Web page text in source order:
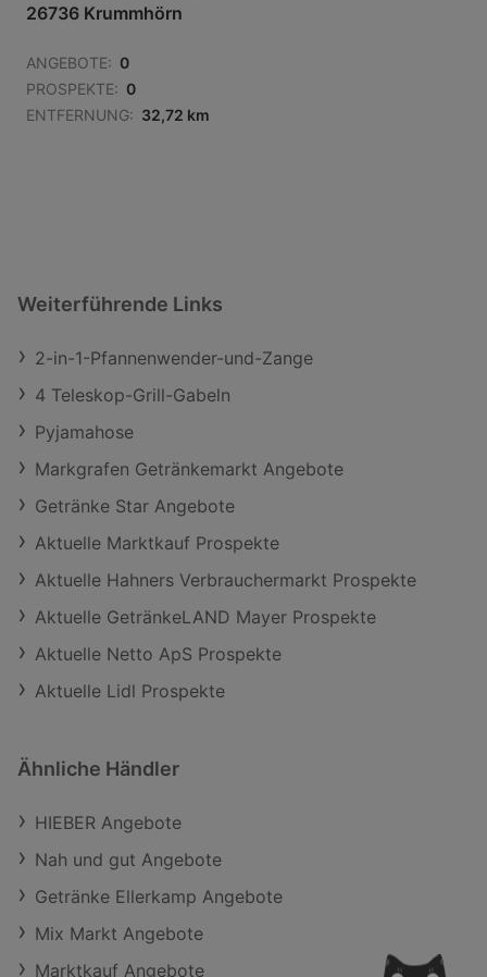
26736 Krummhörn
ANGEBOTE: 0
PROSPEKTE: 0
ENTFERNUNG: 32,72 km
Weiterführende Links
2-in-1-Pfannenwender-und-Zange
4 Teleskop-Grill-Gabeln
Pyjamahose
Markgrafen Getränkemarkt Angebote
Getränke Star Angebote
Aktuelle Marktkauf Prospekte
Aktuelle Hahners Verbrauchermarkt Prospekte
Aktuelle GetränkeLAND Mayer Prospekte
Aktuelle Netto ApS Prospekte
Aktuelle Lidl Prospekte
Ähnliche Händler
HIEBER Angebote
Nah und gut Angebote
Getränke Ellerkamp Angebote
Mix Markt Angebote
Marktkauf Angebote